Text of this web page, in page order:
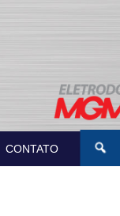
CONTATO